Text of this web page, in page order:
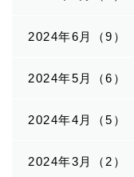
2024年6月（9）
2024年5月（6）
2024年4月（5）
2024年3月（2）